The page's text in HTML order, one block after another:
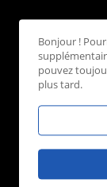
Bonjour !
pouvez
plus tard.